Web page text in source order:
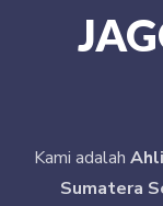
Kami adalah
Sumatera